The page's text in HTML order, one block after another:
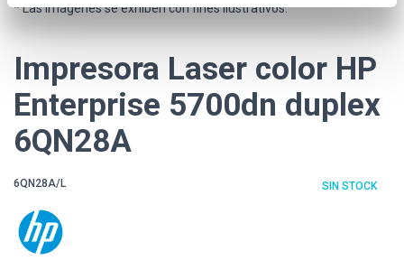
* Las imágenes se exhiben con fines ilustrativos.
Impresora Laser color HP
Enterprise 5700dn duplex
6QN28A
6QN28A/L SIN STOCK